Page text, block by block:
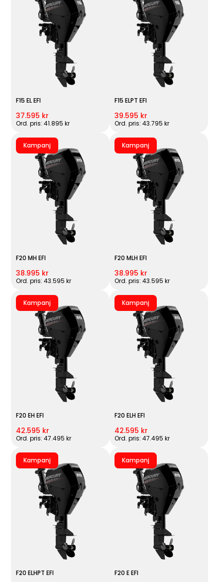
F15 EL EFI
37.595 kr
Ord. pris: 41.895 kr
F15 ELPT EFI
39.595 kr
Ord. pris: 43.795 kr
Kampanj
F20 MH EFI
38.995 kr
Ord. pris: 43.595 kr
Kampanj
F20 MLH EFI
38.995 kr
Ord. pris: 43.595 kr
Kampanj
F20 EH EFI
42.595 kr
Ord. pris: 47.495 kr
Kampanj
F20 ELH EFI
42.595 kr
Ord. pris: 47.495 kr
Kampanj
F20 ELHPT EFI
Kampanj
F20 E EFI